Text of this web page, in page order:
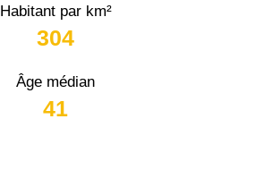
Habitant par km²
304
Âge médian
41